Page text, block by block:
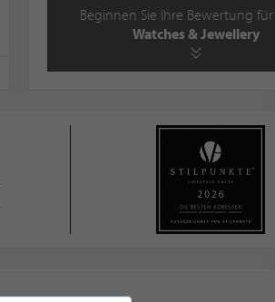
Beginnen Sie Ihre Bewertung für
Watches & Jewellery